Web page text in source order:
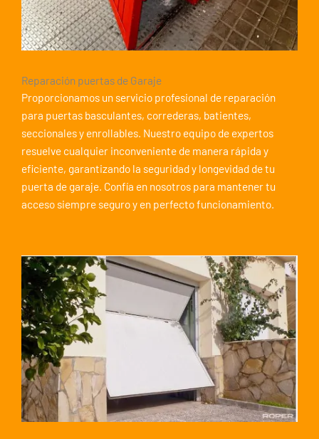
Reparación puertas de Garaje
Proporcionamos un servicio profesional de reparación
para puertas basculantes, correderas, batientes,
seccionales y enrollables. Nuestro equipo de expertos
resuelve cualquier inconveniente de manera rápida y
eficiente, garantizando la seguridad y longevidad de tu
puerta de garaje. Confía en nosotros para mantener tu
acceso siempre seguro y en perfecto funcionamiento.